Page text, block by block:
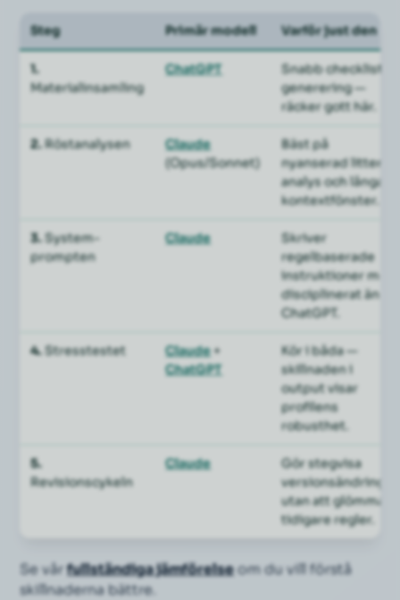
Steg Primär modell Varför just den
1.
Materialinsamling
ChatGPT
Snabb checklista-
generering —
räcker gott här.
2.Röstanalysen
Claude
(Opus/Sonnet)
Bäst på
nyanserad litterär
analys och långa
kontextfönster.
3. System-
prompten
Claude
Skriver
regelbaserade
instruktioner mer
disciplinerat än
ChatGPT.
4. Stresstestet Claude+
ChatGPT
Kör i båda —
skillnaden i
output visar
profilens
robusthet.
5.
Revisionscykeln
Claude
Gör stegvisa
versionsändringar
utan att glömma
tidigare regler.
Se vårfullständiga jämförelseom du vill förstå
skillnaderna bättre.